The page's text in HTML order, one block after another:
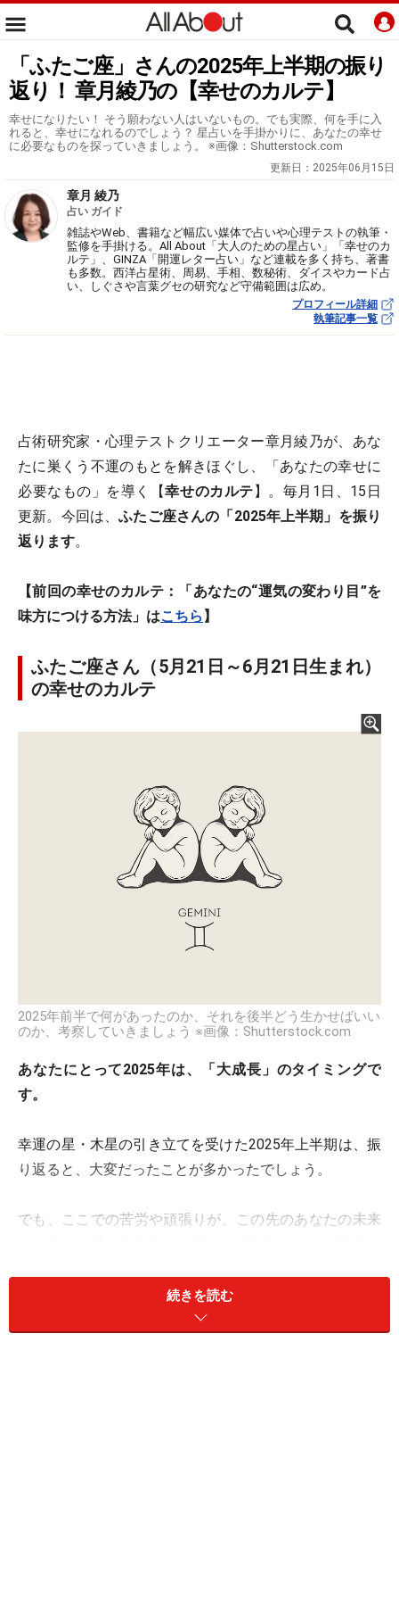
「ふたご座」さんの2025年上半期の振り
返り！ 章月綾乃の【幸せのカルテ】
幸せになりたい！ そう願わない人はいないもの。でも実際、何を手に入
れると、幸せになれるのでしょう？ 星占いを手掛かりに、あなたの幸せ
に必要なものを探っていきましょう。 ※画像：Shutterstock.com
更新日： 2025年06月15日
章月 綾乃
占い ガイド
雑誌やWeb、書籍など幅広い媒体で占いや心理テストの執筆・
監修を手掛ける。All About「大人のための星占い」「幸せのカ
ルテ」、GINZA「開運レター占い」など連載を多く持ち、著書
も多数。西洋占星術、周易、手相、数秘術、ダイスやカード占
い、しぐさや言葉グセの研究など守備範囲は広め。
プロフィール詳細
執筆記事一覧
占術研究家・心理テストクリエーター章月綾乃が、あな
たに巣くう不運のもとを解きほぐし、「あなたの幸せに
必要なもの」を導く【幸せのカルテ】。毎月1日、15日
更新。今回は、ふたご座さんの「2025年上半期」を振り
返ります。
【前回の幸せのカルテ：「あなたの“運気の変わり目”を
味方につける方法」はこちら 】
ふたご座さん（5月21日～6月21日生まれ）
の幸せのカルテ
2025年前半で何があったのか、それを後半どう生かせばいい
のか、考察していきましょう ※画像：Shutterstock.com
あなたにとって2025年は、「大成長」のタイミングで
す。
幸運の星・木星の引き立てを受けた2025年上半期は、振
り返ると、大変だったことが多かったでしょう。
でも、ここでの苦労や頑張りが、この先のあなたの未来
続きを読む